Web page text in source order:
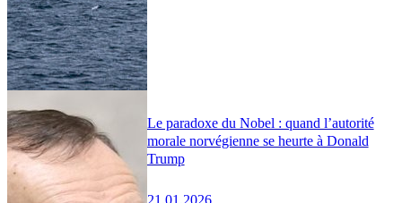
Le paradoxe du Nobel : quand l’autorité
morale norvégienne se heurte à Donald
Trump
21.01.2026